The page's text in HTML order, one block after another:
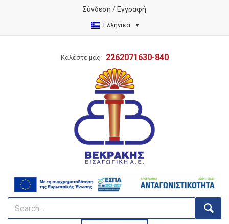
Σύνδεση / Εγγραφή
Ελληνικα
Καλέστε μας: 2262071630-840